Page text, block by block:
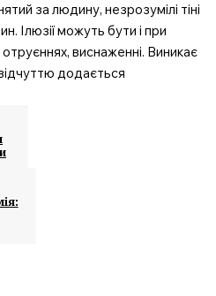
за людину, незрозумілі тіні
Ілюзії можуть бути і при
виснаженні. Виникає
додається